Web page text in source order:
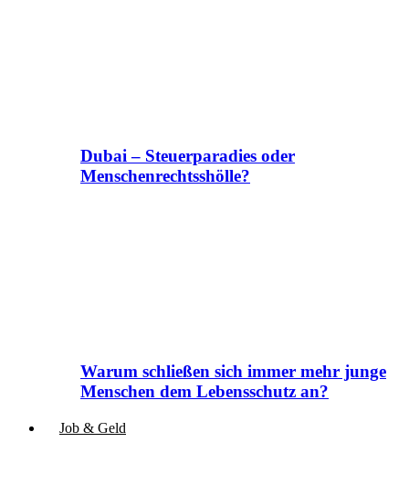
Dubai – Steuerparadies oder
Menschenrechtsshölle?
Warum schließen sich immer mehr junge
Menschen dem Lebensschutz an?
Job & Geld